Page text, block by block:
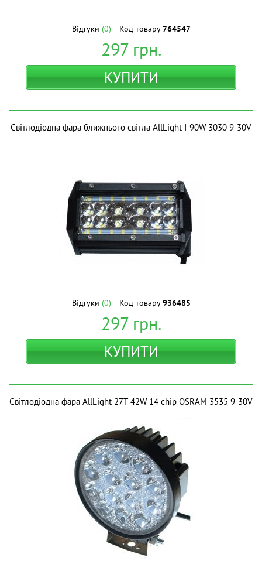
Відгуки (0) Код товару764547
297грн.
КУПИТИ
Світлодіодна фара ближнього світла AllLight I-90W 3030 9-30V
Відгуки (0) Код товару936485
297грн.
КУПИТИ
Світлодіодна фара AllLight 27T-42W 14 chip OSRAM 3535 9-30V